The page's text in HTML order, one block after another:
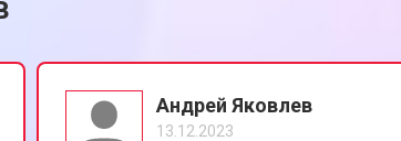
Андрей Яковлев
13.12.2023